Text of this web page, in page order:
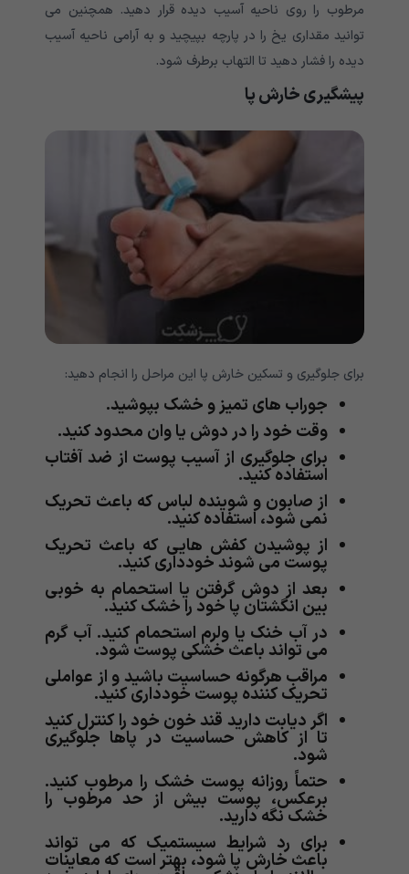
مرطوب را روی ناحیه آسیب دیده قرار دهید. همچنین می
توانید مقداری یخ را در پارچه بپیچید و به آرامی ناحیه آسیب
دیده را فشار دهید تا التهاب برطرف شود.
پیشگیری خارش پا
برای جلوگیری و تسکین خارش پا این مراحل را انجام دهید:
جوراب های تمیز و خشک بپوشید.
وقت خود را در دوش یا وان محدود کنید.
برای جلوگیری از آسیب پوست از ضد آفتاب
استفاده کنید.
از صابون و شوینده لباس که باعث تحریک
نمی شود، استفاده کنید.
از پوشیدن کفش هایی که باعث تحریک
پوست می شوند خودداری کنید.
بعد از دوش گرفتن یا استحمام به خوبی
بین انگشتان پا خود را خشک کنید.
در آب خنک یا ولرم استحمام کنید. آب گرم
می تواند باعث خشکی پوست شود.
مراقب هرگونه حساسیت باشید و از عواملی
تحریک کننده پوست خودداری کنید.
اگر دیابت دارید قند خون خود را کنترل کنید
تا از کاهش حساسیت در پاها جلوگیری
شود.
حتماً روزانه پوست خشک را مرطوب کنید.
برعکس، پوست بیش از حد مرطوب را
خشک نگه دارید.
برای رد شرایط سیستمیک که می تواند
باعث خارش پا شود، بهتر است که معاینات